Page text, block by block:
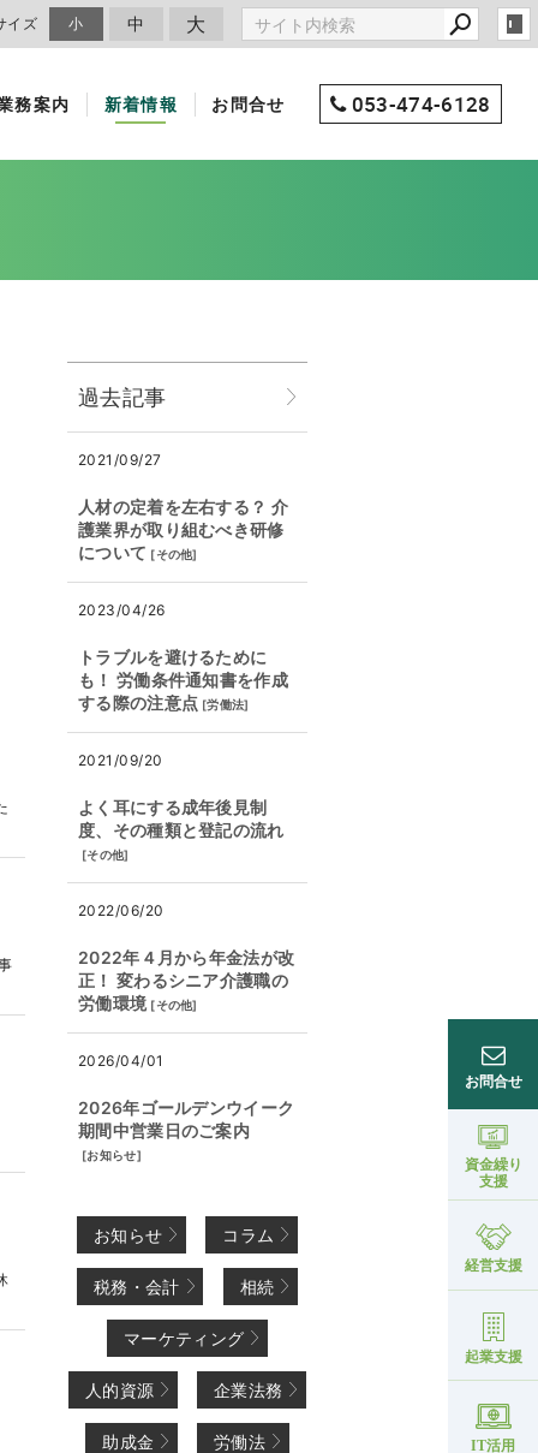
イズ 小 中 大
務案内 新着情報 お問合せ 053-474-6128
お問合せ
資金繰り
支援
経営支援
起業支援
IT活用
過去記事
2021/09/27
人材の定着を左右する？ 介
護業界が取り組むべき研修
について [その他]
2023/04/26
トラブルを避けるために
も！ 労働条件通知書を作成
する際の注意点 [労働法]
2021/09/20
よく耳にする成年後見制
度、その種類と登記の流れ
[その他]
2022/06/20
2022年４月から年金法が改
正！ 変わるシニア介護職の
労働環境 [その他]
2026/04/01
2026年ゴールデンウイーク
期間中営業日のご案内
[お知らせ]
お知らせ コラム
税務・会計 相続
マーケティング
人的資源 企業法務
助成金 労働法